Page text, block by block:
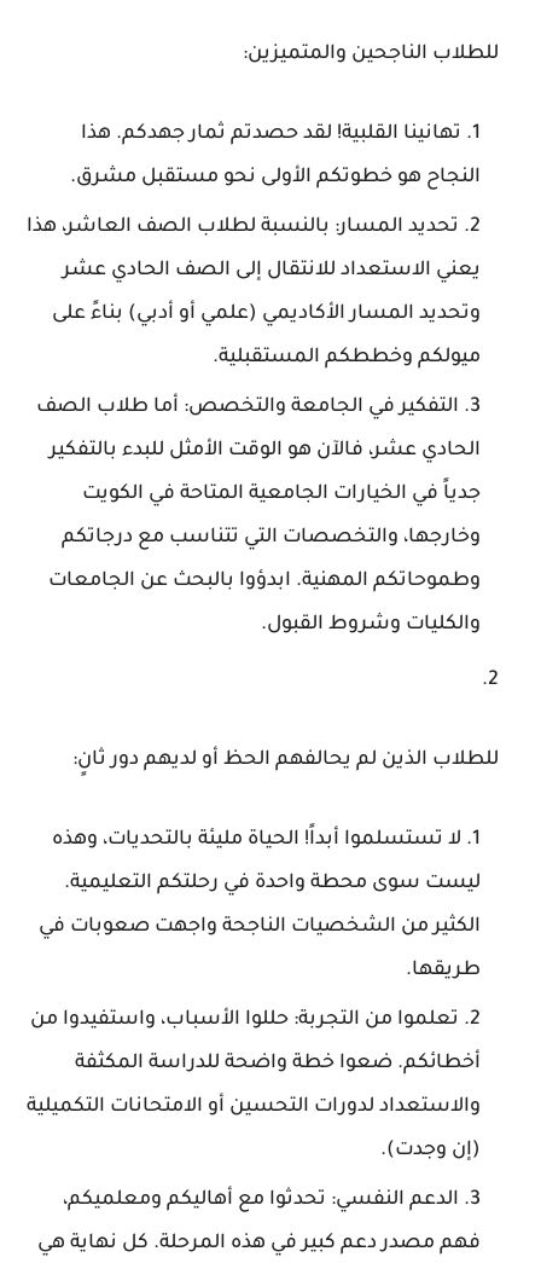
للطلاب الناجحين والمتميزين:
تهانينا القلبية! لقد حصدتم ثمار جهدكم. هذا
النجاح هو خطوتكم الأولى نحو مستقبل مشرق.
تحديد المسار: بالنسبة لطلاب الصف العاشر، هذا
يعني الاستعداد للانتقال إلى الصف الحادي عشر
وتحديد المسار الأكاديمي (علمي أو أدبي) بناءً على
ميولكم وخططكم المستقبلية.
التفكير في الجامعة والتخصص: أما طلاب الصف
الحادي عشر، فالآن هو الوقت الأمثل للبدء بالتفكير
جدياً في الخيارات الجامعية المتاحة في الكويت
وخارجها، والتخصصات التي تتناسب مع درجاتكم
وطموحاتكم المهنية. ابدؤوا بالبحث عن الجامعات
والكليات وشروط القبول.
للطلاب الذين لم يحالفهم الحظ أو لديهم دور ثانٍ:
لا تستسلموا أبداً! الحياة مليئة بالتحديات، وهذه
ليست سوى محطة واحدة في رحلتكم التعليمية.
الكثير من الشخصيات الناجحة واجهت صعوبات في
طريقها.
تعلموا من التجربة: حللوا الأسباب، واستفيدوا من
أخطائكم. ضعوا خطة واضحة للدراسة المكثفة
والاستعداد لدورات التحسين أو الامتحانات التكميلية
(إن وجدت).
الدعم النفسي: تحدثوا مع أهاليكم ومعلميكم،
فهم مصدر دعم كبير في هذه المرحلة. كل نهاية هي